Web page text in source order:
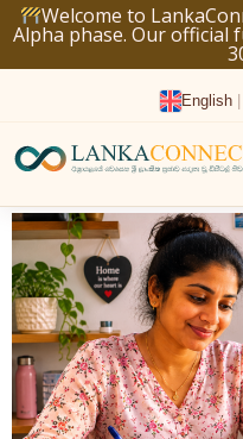
Welcome to
Alpha phase. Our official
English
Skip
to
content